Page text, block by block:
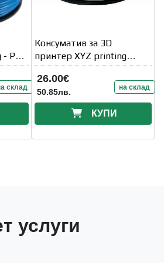
PLA
склад
Консуматив за 3D
принтер XYZ printing
RF10CXEU01K, ABS, 1.75
26.00€
50.85лв. на склад
КУПИ
услуги